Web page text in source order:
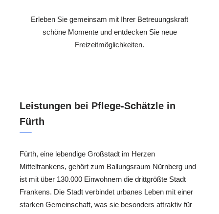
Erleben Sie gemeinsam mit Ihrer Betreuungskraft
schöne Momente und entdecken Sie neue
Freizeitmöglichkeiten.
Leistungen bei Pflege-Schätzle in
Fürth
Fürth, eine lebendige Großstadt im Herzen
Mittelfrankens, gehört zum Ballungsraum Nürnberg und
ist mit über 130.000 Einwohnern die drittgrößte Stadt
Frankens. Die Stadt verbindet urbanes Leben mit einer
starken Gemeinschaft, was sie besonders attraktiv für